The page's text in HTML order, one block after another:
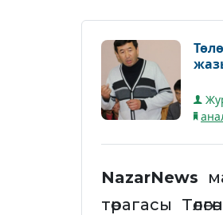
NazarNews
төрагасы